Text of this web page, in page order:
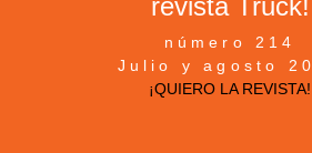
de referencia sobre el futuro
número 214
Julio y agosto
¡QUIERO LA REVISTA!